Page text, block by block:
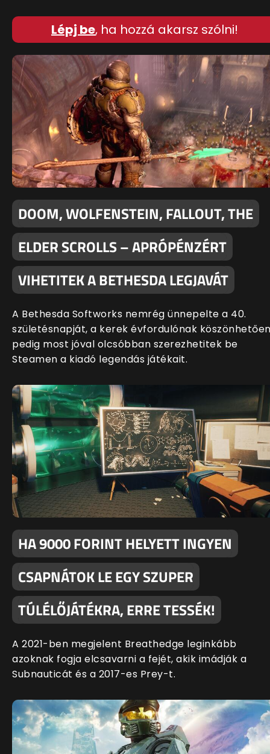
Lépj be, ha hozzá akarsz szólni!
DOOM, WOLFENSTEIN, FALLOUT, THE
ELDER SCROLLS – APRÓPÉNZÉRT
VIHETITEK A BETHESDA LEGJAVÁT
A Bethesda Softworks nemrég ünnepelte a 40.
születésnapját, a kerek évfordulónak
pedig most jóval olcsóbban szerezhetitek be
Steamen a kiadó legendás játékait.
HA 9000 FORINT HELYETT INGYEN
CSAPNÁTOK LE EGY SZUPER
TÚLÉLŐJÁTÉKRA, ERRE TESSÉK!
A 2021-ben megjelent Breathedge leginkább
azoknak fogja elcsavarni a fejét, akik imádják a
Subnauticát és a 2017-es Prey-t.